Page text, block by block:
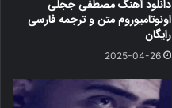
دانلود آهنگ مصطفی ججلی
اونوتامیوروم متن و ترجمه فارسی
رایگان
2025-04-26